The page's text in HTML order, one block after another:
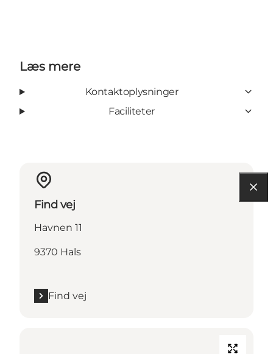
Læs mere
Kontaktoplysninger
Faciliteter
Find vej
Havnen 11
9370 Hals
Find vej